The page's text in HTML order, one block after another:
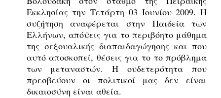
Εκκλησίας την Τετάρτη 03 Ιουνίου 2009. Η
συζήτηση αναφέρεται στην Παιδεία των
Ελλήνων, απόψεις για το περιβόητο μάθημα
της σεξουαλικής διαπαιδαγώγησης και που
αυτό αποσκοπεί, θέσεις για το το πρόβλημα
των μεταναστών. Η ουδετερότητα που
πρεσβεύουν οι πολιτικοί μας δεν είναι
δικαιοσύνη είναι αθεία.